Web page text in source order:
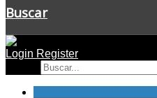
Buscar
Login Register